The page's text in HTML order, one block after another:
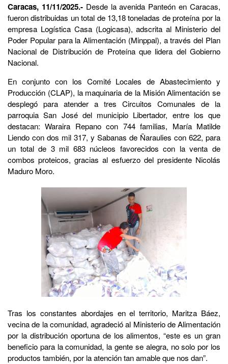
Caracas, 11/11/2025.- Desde la avenida Panteón en Caracas,
fueron distribuidas un total de 13,18 toneladas de proteína por la
empresa Logística Casa (Logicasa), adscrita al Ministerio del
Poder Popular para la Alimentación (Minppal), a través del Plan
Nacional de Distribución de Proteína que lidera del Gobierno
Nacional.
En conjunto con los Comité Locales de Abastecimiento y
Producción (CLAP), la maquinaria de la Misión Alimentación se
desplegó para atender a tres Circuitos Comunales de la
parroquia San José del municipio Libertador, entre los que
destacan: Waraira Repano con 744 familias, María Matilde
Liendo con dos mil 317, y Sabanas de Ñaraulies con 622, para
un total de 3 mil 683 núcleos favorecidos con la venta de
combos proteicos, gracias al esfuerzo del presidente Nicolás
Maduro Moro.
Tras los constantes abordajes en el territorio, Maritza Báez,
vecina de la comunidad, agradeció al Ministerio de Alimentación
por la distribución oportuna de los alimentos, “este es un gran
beneficio para la comunidad, la gente se alegra, no solo por los
productos también, por la atención tan amable que nos dan”.